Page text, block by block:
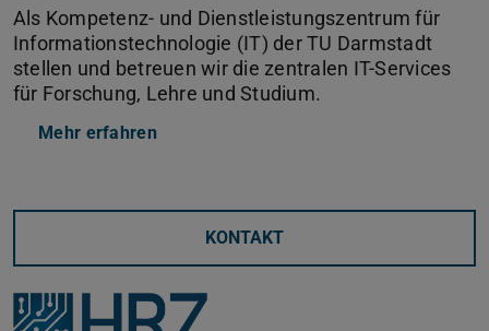
Als Kompetenz- und Dienstleistungszentrum für
Informationstechnologie (IT) der TU Darmstadt
stellen und betreuen wir die zentralen IT-Services
für Forschung, Lehre und Studium.
Mehr erfahren
KONTAKT